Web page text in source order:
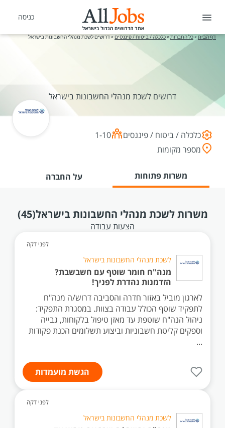
כניסה
דף הבית »כל החברות »כלכלה / ביטוח / פיננסים»דרושים לשכת מנהלי החשבונות בישראל
דרושים לשכת מנהלי החשבונות בישראל
כלכלה / ביטוח / פיננסים
1-10
מספר מקומות
משרות פתוחות על החברה
משרות לשכת מנהלי החשבונות בישראל(45)
הצעות עבודה
לפני דקה
לשכת מנהלי החשבונות בישראל
מנה"ח חומר שוטף עם חשבשבת?
הזדמנות נהדרת לפניך!
לארגון מוביל באזור חדרה והסביבה דרוש/ה מנה"ח
לתפקיד שוטף הכולל עבודה בצוות. במסגרת התפקיד:
ניהול הנה"ח שוטפת עד מאזן טיפול בלקוחות, גבייה
וספקים קליטת חשבוניות וביצוע תשלומים הכנת פקודות
...
הגשת מועמדות
לפני דקה
לשכת מנהלי החשבונות בישראל